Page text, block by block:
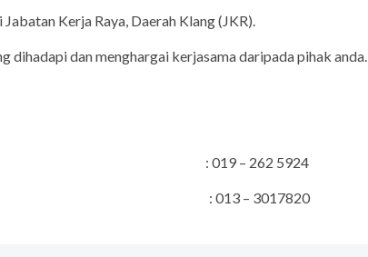
Kerja Raya, Daerah Klang (JKR).
dihadapi dan menghargai kerjasama daripada pihak anda.
Projek : 019 – 262 5924
Awam : 013 – 3017820